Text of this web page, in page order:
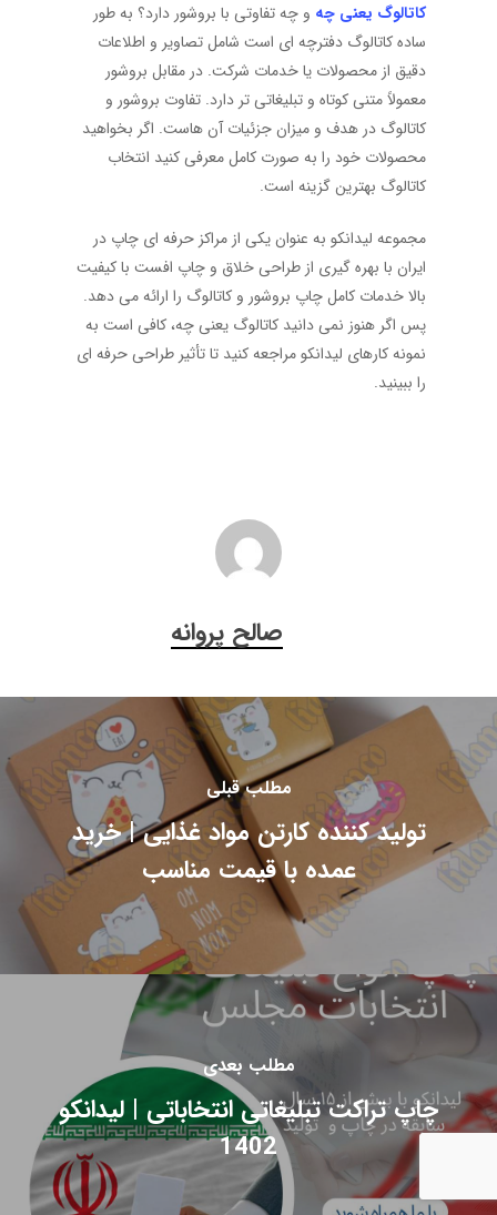
کاتالوگ یعنی چه و چه تفاوتی با بروشور دارد؟ به طور
ساده کاتالوگ دفترچه ای است شامل تصاویر و اطلاعات
دقیق از محصولات یا خدمات شرکت. در مقابل بروشور
معمولاً متنی کوتاه و تبلیغاتی تر دارد. تفاوت بروشور و
کاتالوگ در هدف و میزان جزئیات آن هاست. اگر بخواهید
محصولات خود را به صورت کامل معرفی کنید انتخاب
کاتالوگ بهترین گزینه است.
مجموعه لیدانکو به عنوان یکی از مراکز حرفه ای چاپ در
ایران با بهره گیری از طراحی خلاق و چاپ افست با کیفیت
بالا خدمات کامل چاپ بروشور و کاتالوگ را ارائه می دهد.
پس اگر هنوز نمی دانید کاتالوگ یعنی چه، کافی است به
نمونه کارهای لیدانکو مراجعه کنید تا تأثیر طراحی حرفه ای
را ببینید.
صالح پروانه
مطلب قبلی
تولید کننده کارتن مواد غذایی | خرید
عمده با قیمت مناسب
مطلب بعدی
چاپ تراکت تبلیغاتی انتخاباتی | لیدانکو
1402